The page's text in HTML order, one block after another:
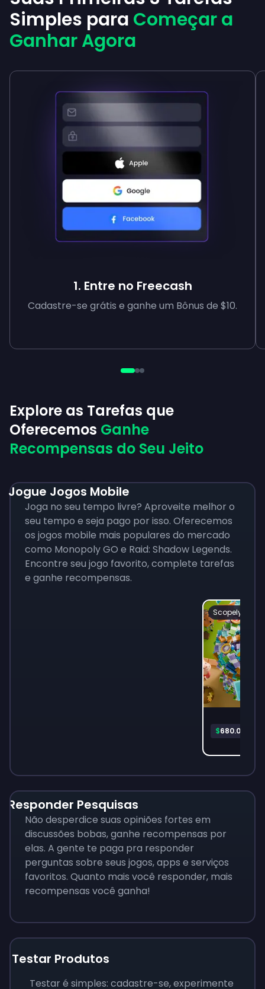
Simples para Começar a
Ganhar Agora
1. Entre no Freecash
Cadastre-se grátis e ganhe um Bônus de $10.
Explore as Tarefas que
Oferecemos Ganhe
Recompensas do Seu Jeito
Jogue Jogos Mobile
Joga no seu tempo livre? Aproveite melhor o
seu tempo e seja pago por isso. Oferecemos
os jogos mobile mais populares do mercado
como Monopoly GO e Raid: Shadow Legends.
Encontre seu jogo favorito, complete tarefas
e ganhe recompensas.
Scopely
$680.06
Responder Pesquisas
Não desperdice suas opiniões fortes em
discussões bobas, ganhe recompensas por
elas. A gente te paga pra responder
perguntas sobre seus jogos, apps e serviços
favoritos. Quanto mais você responder, mais
recompensas você ganha!
Testar Produtos
Testar é simples: cadastre-se, experimente